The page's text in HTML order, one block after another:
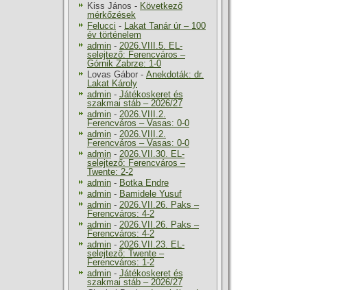
Kiss János - Következő
mérkőzések
Felucci - Lakat Tanár úr – 100
év történelem
admin - 2026.VIII.5. EL-
selejtező: Ferencváros –
Górnik Zabrze: 1-0
Lovas Gábor - Anekdoták: dr.
Lakat Károly
admin - Játékoskeret és
szakmai stáb – 2026/27
admin - 2026.VIII.2.
Ferencváros – Vasas: 0-0
admin - 2026.VIII.2.
Ferencváros – Vasas: 0-0
admin - 2026.VII.30. EL-
selejtező: Ferencváros –
Twente: 2-2
admin - Botka Endre
admin - Bamidele Yusuf
admin - 2026.VII.26. Paks –
Ferencváros: 4-2
admin - 2026.VII.26. Paks –
Ferencváros: 4-2
admin - 2026.VII.23. EL-
selejtező: Twente –
Ferencváros: 1-2
admin - Játékoskeret és
szakmai stáb – 2026/27